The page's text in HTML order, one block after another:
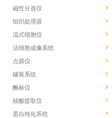
磁性分选仪
组织处理器
流式细胞仪
活细胞成像系统
点膜仪
罐装系统
酶标仪
核酸提取仪
蛋白纯化系统